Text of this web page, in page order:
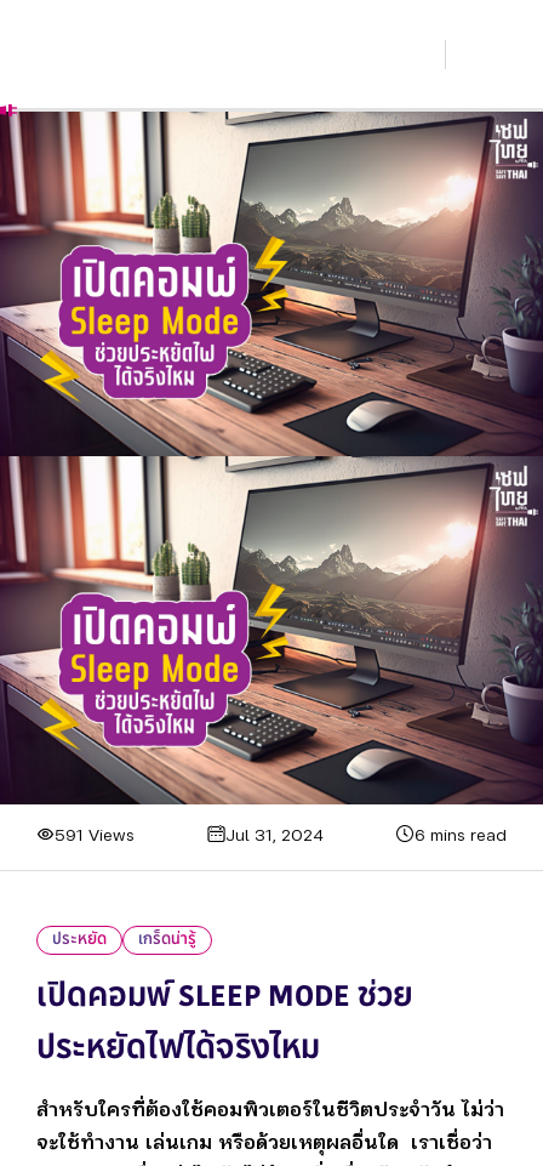
591 Views Jul 31, 2024 6 mins read
ประหยัด เกร็ดน่ารู้
เปิดคอมพ์ SLEEP MODE ช่วย
ประหยัดไฟได้จริงไหม
สำหรับใครที่ต้องใช้คอมพิวเตอร์ในชีวิตประจำวัน ไม่ว่า
จะใช้ทำงาน เล่นเกม หรือด้วยเหตุผลอื่นใด เราเชื่อว่า